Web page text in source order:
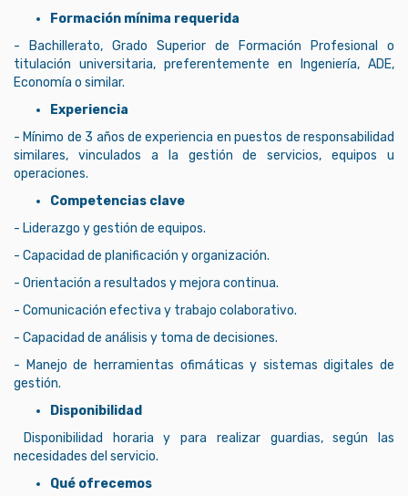
Formación mínima requerida
- Bachillerato, Grado Superior de Formación Profesional o
titulación universitaria, preferentemente en Ingeniería, ADE,
Economía o similar.
Experiencia
- Mínimo de 3 años de experiencia en puestos de responsabilidad
similares, vinculados a la gestión de servicios, equipos u
operaciones.
Competencias clave
- Liderazgo y gestión de equipos.
- Capacidad de planificación y organización.
- Orientación a resultados y mejora continua.
- Comunicación efectiva y trabajo colaborativo.
- Capacidad de análisis y toma de decisiones.
- Manejo de herramientas ofimáticas y sistemas digitales de
gestión.
Disponibilidad
Disponibilidad horaria y para realizar guardias, según las
necesidades del servicio.
Qué ofrecemos